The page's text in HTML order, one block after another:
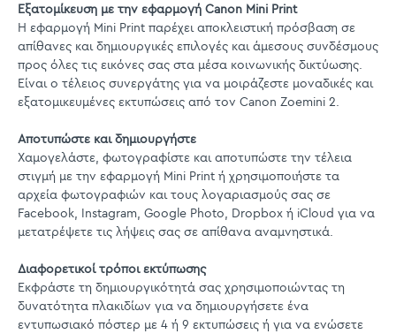
Εξατομίκευση με την εφαρμογή Canon Mini Print
Η εφαρμογή Mini Print παρέχει αποκλειστική πρόσβαση σε
απίθανες και δημιουργικές επιλογές και άμεσους συνδέσμους
προς όλες τις εικόνες σας στα μέσα κοινωνικής δικτύωσης.
Είναι ο τέλειος συνεργάτης για να μοιράζεστε μοναδικές και
εξατομικευμένες εκτυπώσεις από τον Canon Zoemini 2.
Αποτυπώστε και δημιουργήστε
Χαμογελάστε, φωτογραφίστε και αποτυπώστε την τέλεια
στιγμή με την εφαρμογή Mini Print ή χρησιμοποιήστε τα
αρχεία φωτογραφιών και τους λογαριασμούς σας σε
Facebook, Instagram, Google Photo, Dropbox ή iCloud για να
μετατρέψετε τις λήψεις σας σε απίθανα αναμνηστικά.
Διαφορετικοί τρόποι εκτύπωσης
Εκφράστε τη δημιουργικότητά σας χρησιμοποιώντας τη
δυνατότητα πλακιδίων για να δημιουργήσετε ένα
εντυπωσιακό πόστερ με 4 ή 9 εκτυπώσεις ή για να ενώσετε